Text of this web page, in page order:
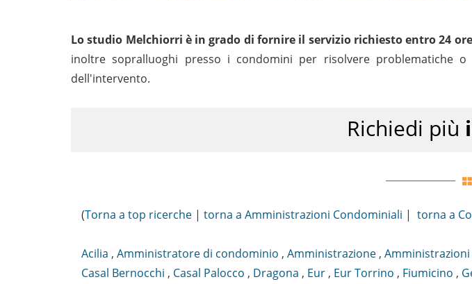
Lo studio Melchiorri è in grado di fornire il servizio richiesto entro 24
inoltre sopralluoghi presso i condomini per risolvere problematiche
dell'intervento.
Richiedi più
(Torna a top ricerche | torna a Amministrazioni Condominiali | torna a
Acilia , Amministratore di condominio , Amministrazione ,
Casal Bernocchi , Casal Palocco , Dragona , Eur , Eur Torrino , Fiumicino ,